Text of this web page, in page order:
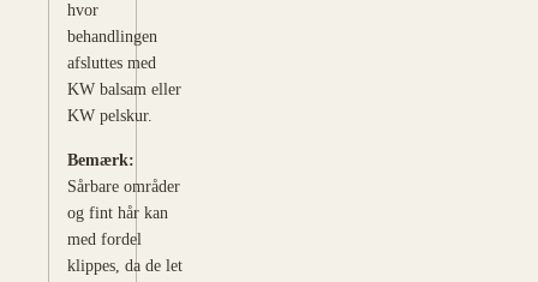
hvor
behandlingen
afsluttes med
KW balsam eller
KW pelskur.
Bemærk:
Sårbare områder
og fint hår kan
med fordel
klippes, da de let